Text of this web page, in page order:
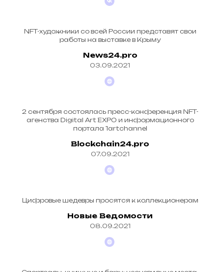
NFT-художники со всей России представят свои
работы на выставке в Крыму
News24.pro
03.09.2021
2 сентября состоялась пресс-конференция NFT-
агенства Digital Art EXPO и информационного
портала 1artchannel
Blockchain24.pro
07.09.2021
Цифровые шедевры просятся к коллекционерам
Новые Ведомости
08.09.2021